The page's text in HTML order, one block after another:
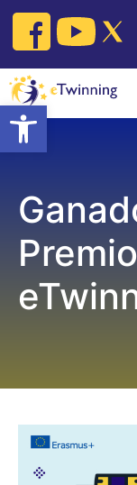
Open toolbar
Skip
content